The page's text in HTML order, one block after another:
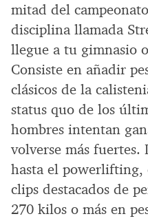
mitad del
disciplina llamada
llegue a tu gimnasio
Consiste en añadir
clásicos de la
status quo de los
hombres intentan
volverse más fuertes.
hasta el powerlifting,
clips destacados de
270 kilos o más en